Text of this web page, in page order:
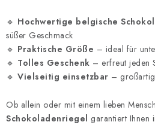
🔹 Hochwertige belgische
süßer Geschmack
🔹 Praktische Größe – ideal für
🔹 Tolles Geschenk – erfreut jeden
🔹 Vielseitig einsetzbar –
Ob allein oder mit einem lieben
Schokoladenriegel garantiert Ihnen